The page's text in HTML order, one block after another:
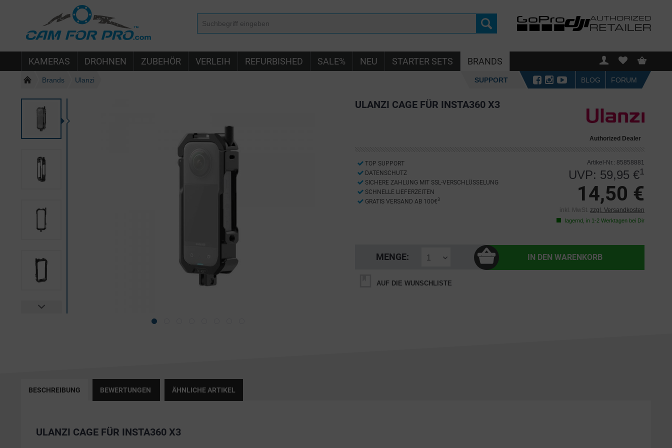
KAMERAS DROHNEN ZUBEHÖR VERLEIH REFURBISHED SALE% NEU STARTER SETS BRANDS
Brands Ulanzi SUPPORT BLOG FORUM
ULANZI CAGE FÜR INSTA360 X3
Authorized Dealer
TOP SUPPORT
DATENSCHUTZ
SICHERE ZAHLUNG MIT SSL-VERSCHLÜSSELUNG
SCHNELLE LIEFERZEITEN
GRATIS VERSAND AB 100€ 3
Artikel-Nr.: 85858881
UVP: 59,95 €1
14,50 €
inkl. MwSt. zzgl. Versandkosten
lagernd, in 1-2 Werktagen bei Dir
MENGE: IN DEN WARENKORB
AUF DIE WUNSCHLISTE
BESCHREIBUNG BEWERTUNGEN ÄHNLICHE ARTIKEL
ULANZI CAGE FÜR INSTA360 X3